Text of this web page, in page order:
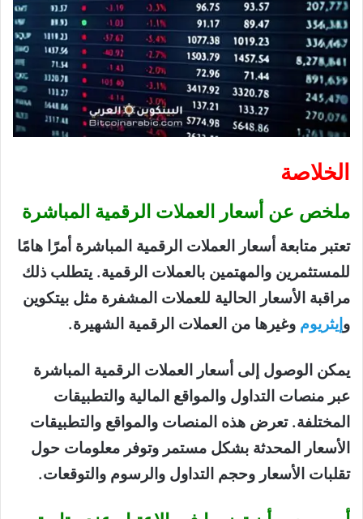
الخلاصة
ملخص عن أسعار العملات الرقمية المباشرة
تعتبر متابعة أسعار العملات الرقمية المباشرة أمرًا هامًا
للمستثمرين والمهتمين بالعملات الرقمية. يتطلب ذلك
مراقبة الأسعار الحالية للعملات المشفرة مثل بيتكوين
و إيثريوم وغيرها من العملات الرقمية الشهيرة.
يمكن الوصول إلى أسعار العملات الرقمية المباشرة
عبر منصات التداول والمواقع المالية والتطبيقات
المختلفة. تعرض هذه المنصات والمواقع والتطبيقات
الأسعار المحدثة بشكل مستمر وتوفر معلومات حول
تقلبات الأسعار وحجم التداول والرسوم والتوقعات.